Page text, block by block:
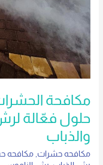
مكافحة
حلول فعّالة
والذباب
مكافحه حشرات ,مكافحه